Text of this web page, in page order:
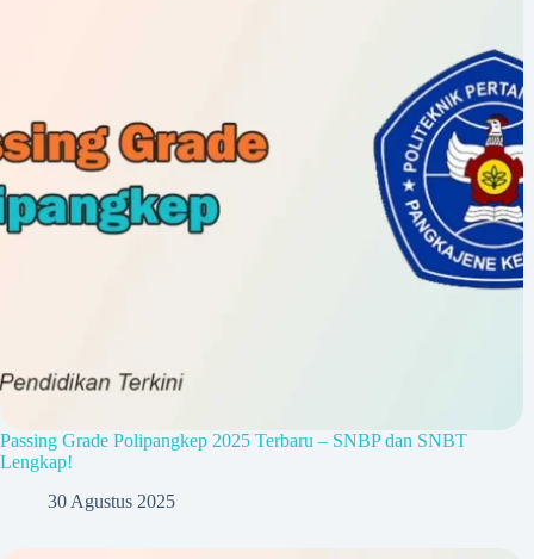
Passing Grade Polipangkep 2025 Terbaru – SNBP dan SNBT
Lengkap!
30 Agustus 2025